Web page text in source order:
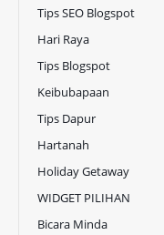
Tips SEO Blogspot
Hari Raya
Tips Blogspot
Keibubapaan
Tips Dapur
Hartanah
Holiday Getaway
WIDGET PILIHAN
Bicara Minda